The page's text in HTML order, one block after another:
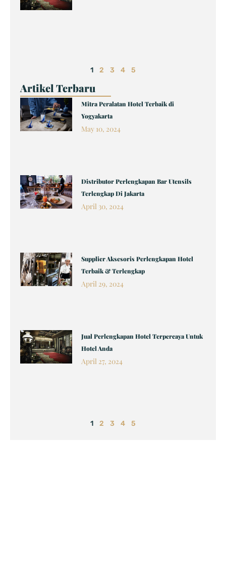
1 2 3 4 5
Artikel Terbaru
Mitra Peralatan Hotel Terbaik di
Yogyakarta
May 10, 2024
Distributor Perlengkapan Bar Utensils
Terlengkap Di Jakarta
April 30, 2024
Supplier Aksesoris Perlengkapan Hotel
Terbaik & Terlengkap
April 29, 2024
Jual Perlengkapan Hotel Terpercaya Untuk
Hotel Anda
April 27, 2024
Page
1
Page
2
Page
3
Page
4
Page
5